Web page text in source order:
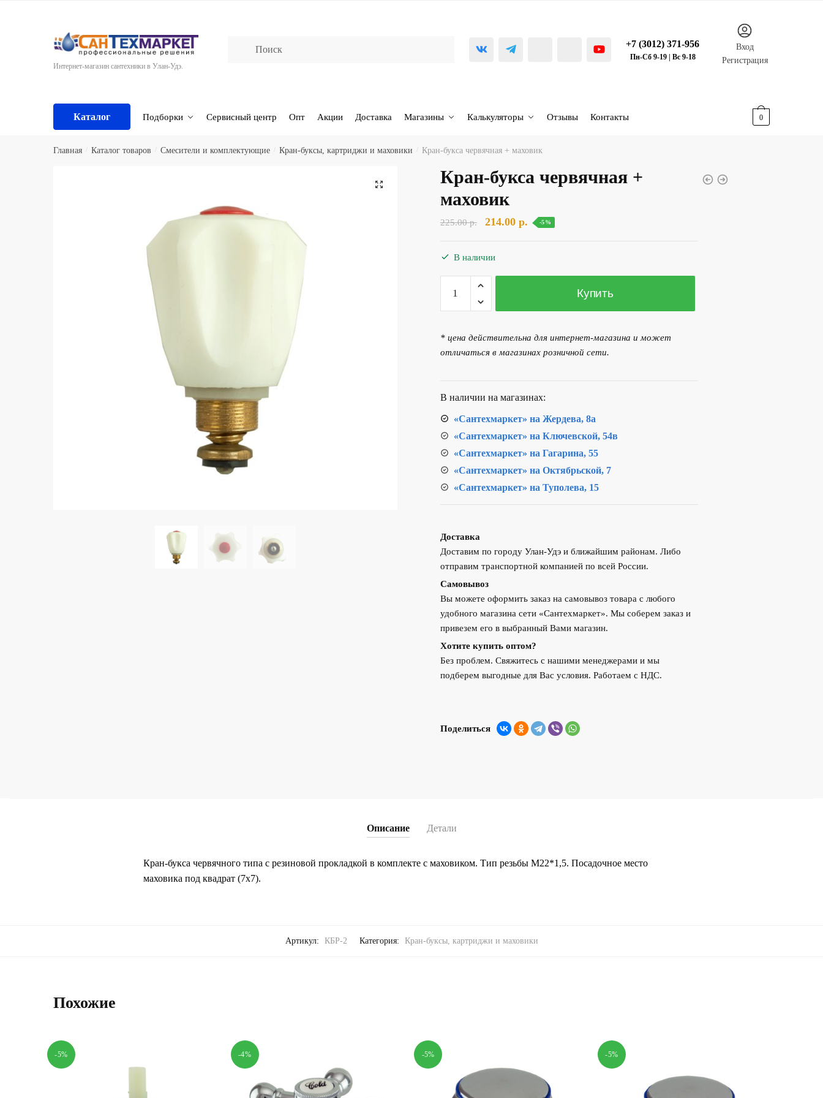
Интернет-магазин сантехники в Улан-Удэ.
+7 (3012) 371-956
Пн-Сб 9-19 | Вс 9-18
Вход
Регистрация
Каталог Подборки Сервисный центр Опт Акции Доставка Магазины Калькуляторы Отзывы Контакты 0
Главная Каталог товаров Смесители и комплектующие Кран-буксы, картриджи и маховики Кран-букса червячная + маховик
🔍
Кран-букса червячная +
маховик
225.00р.
Первоначальная
составляла
225.00 р..
214.00 р.Текущая
-5%
В наличии
Количество
товара
Кран-
червячная
Купить
* цена действительна для интернет-магазина и может
отличаться в магазинах розничной сети.
В наличии на магазинах:
«Сантехмаркет» на Жердева, 8а
«Сантехмаркет» на Ключевской, 54в
«Сантехмаркет» на Гагарина, 55
«Сантехмаркет» на Октябрьской, 7
«Сантехмаркет» на Туполева, 15
Доставка
Доставим по городу Улан-Удэ и ближайшим районам. Либо
отправим транспортной компанией по всей России.
Самовывоз
Вы можете оформить заказ на самовывоз товара с любого
удобного магазина сети «Сантехмаркет». Мы соберем заказ и
привезем его в выбранный Вами магазин.
Хотите купить оптом?
Без проблем. Свяжитесь с нашими менеджерами и мы
подберем выгодные для Вас условия. Работаем с НДС.
Поделиться
Описание Детали
Кран-букса червячного типа с резиновой прокладкой в комплекте с маховиком. Тип резьбы М22*1,5. Посадочное место
маховика под квадрат (7х7).
Артикул: КБР-2 Категория: Кран-буксы, картриджи и маховики
Похожие
-5% -4% -5% -5%